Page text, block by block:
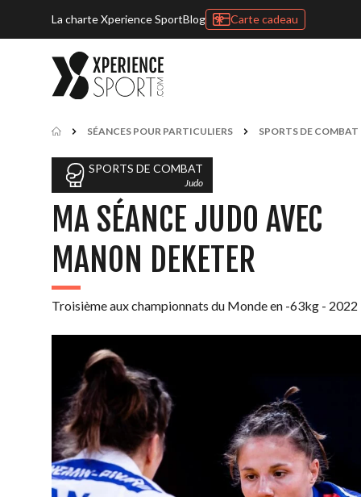
La charte Xperience SportBlog Carte cadeau
SÉANCES POUR PARTICULIERS SPORTS DE COMBAT
SPORTS DE COMBAT
Judo
MA SÉANCE JUDO AVEC
MANON DEKETER
Troisième aux championnats du Monde en -63kg - 2022